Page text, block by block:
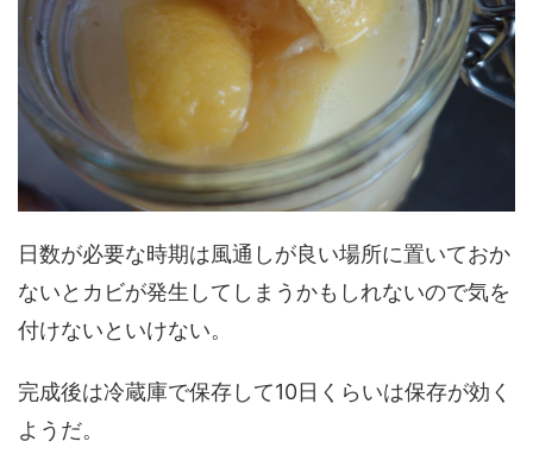
日数が必要な時期は風通しが良い場所に置いておか
ないとカビが発生してしまうかもしれないので気を
付けないといけない。
完成後は冷蔵庫で保存して10日くらいは保存が効く
ようだ。